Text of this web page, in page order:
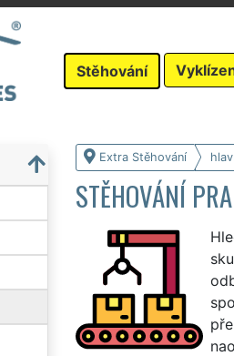
Stěhování
Extra Stěhování
STĚHOVÁNÍ